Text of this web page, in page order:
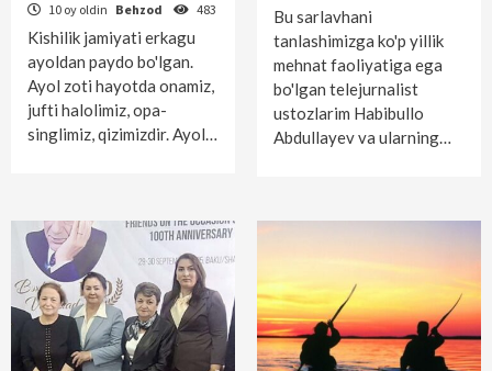
10 oy oldin Behzod 483
Kishilik jamiyati erkagu
ayoldan paydo bo'lgan.
Ayol zoti hayotda onamiz,
jufti halolimiz, opa-
singlimiz, qizimizdir. Ayol…
Bu sarlavhani
tanlashimizga ko'p yillik
mehnat faoliyatiga ega
bo'lgan telejurnalist
ustozlarim Habibullo
Abdullayev va ularning…